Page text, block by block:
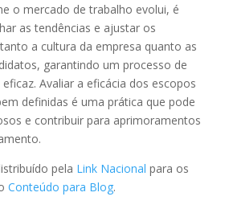
o mercado de trabalho evolui, é
as tendências e ajustar os
a cultura da empresa quanto as
garantindo um processo de
Avaliar a eficácia dos escopos
definidas é uma prática que pode
e contribuir para aprimoramentos
pela Link Nacional para os
Conteúdo para Blog.